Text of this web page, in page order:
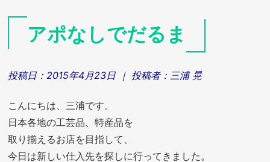
アポなしでだるま
投稿日：2015年4月23日 ｜ 投稿者：三浦 晃
こんにちは、三浦です。
日本各地の工芸品、特産品を
取り揃えるお店を目指して、
今日は新しい仕入先を探しに行ってきました。